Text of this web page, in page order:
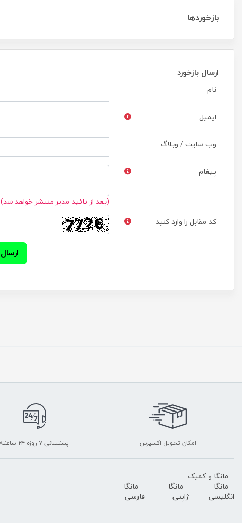
بازخوردها
ارسال بازخورد
نام
ایمیل
وب سایت / وبلاگ
پیغام
(بعد از تائید مدیر منتشر خواهد شد)
کد مقابل را وارد کنید
ارسال
امکان تحویل اکسپرس پشتیبانی ۷ روزه ۲۴ ساعته
مانگا و کمیک
مانگا
انگلیسی
مانگا
ژاپنی
مانگا
فارسی